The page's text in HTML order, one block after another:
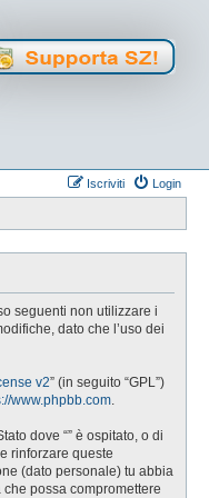
avanzata
Login
Iscriviti
seguenti non utilizzare i
dato che l’uso dei
v2” (in seguito “GPL”)
www.phpbb.com.
dove “” è ospitato, o di
rinforzare queste
(dato personale) tu abbia
possa compromettere